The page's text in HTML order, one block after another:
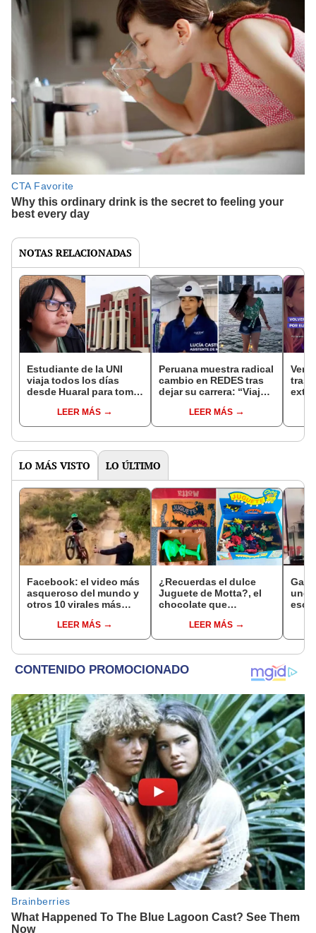
NOTAS RELACIONADAS
Estudiante de la UNI
viaja todos los días
desde Huaral para tomar
horas”LEER MÁS
Peruana muestra radical
cambio en REDES tras
dejar su carrera: “Viajo y
profesión”LEER MÁS
tras
LO MÁS VISTO LO ÚLTIMO
Facebook: el video más
asqueroso del mundo y
otros 10 virales más
LEER MÁS
¿Recuerdas el dulce
Juguete de Motta?, el
chocolate que
peruanos en los años 80
LEER MÁS
Gato
unos